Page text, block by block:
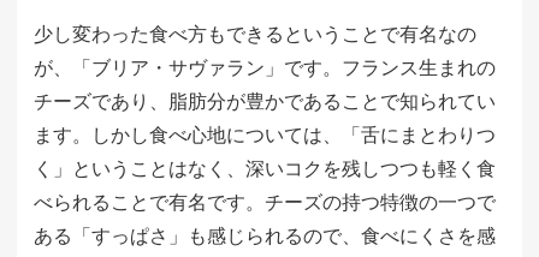
少し変わった食べ方もできるということで有名なの
が、「ブリア・サヴァラン」です。フランス生まれの
チーズであり、脂肪分が豊かであることで知られてい
ます。しかし食べ心地については、「舌にまとわりつ
く」ということはなく、深いコクを残しつつも軽く食
べられることで有名です。チーズの持つ特徴の一つで
ある「すっぱさ」も感じられるので、食べにくさを感